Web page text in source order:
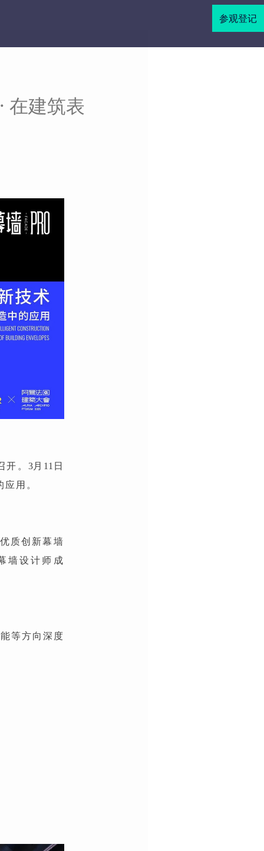
参观登记
在建筑表
开。 3月 11 日
用。
质创新幕墙
墙设计师成
等方向深度